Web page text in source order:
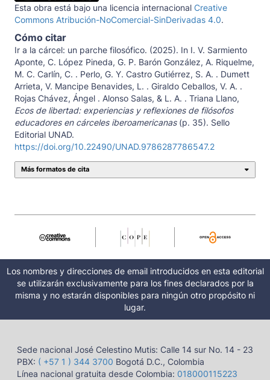
Esta obra está bajo una licencia internacional Creative
Commons Atribución-NoComercial-SinDerivadas 4.0.
Cómo citar
Ir a la cárcel: un parche filosófico. (2025). In I. V. Sarmiento
Aponte, C. López Pineda, G. P. Barón González, A. Riquelme,
M. C. Carlín, C. . Perlo, G. Y. Castro Gutiérrez, S. A. . Dumett
Arrieta, V. Mancipe Benavides, L. . Giraldo Ceballos, V. A. .
Rojas Chávez, Ángel . Alonso Salas, & L. A. . Triana Llano,
Ecos de libertad: experiencias y reflexiones de filósofos
educadores en cárceles iberoamericanas(p. 35). Sello
Editorial UNAD.
https://doi.org/10.22490/UNAD.9786287786547.2
Más formatos de cita
Los nombres y direcciones de email introducidos en esta editorial
se utilizarán exclusivamente para los fines declarados por la
misma y no estarán disponibles para ningún otro propósito ni
lugar.
Sede nacional José Celestino Mutis: Calle 14 sur No. 14 - 23
PBX: ( +57 1 ) 344 3700 Bogotá D.C., Colombia
Línea nacional gratuita desde Colombia: 018000115223